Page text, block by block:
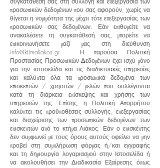
προσωπικών δεδομένων που σας αφορούν, χωρίς να
θίγεται η νομιμότητα της μέχρι τότε επεξεργασίας των
προσωπικών σας δεδομένων. Εάν επιθυμείτε να
ανακαλέσετε τη συγκατάθεσή σας, μπορείτε να
επικοινωνήσετε μαζί μας στη διεύθυνση
info@ktimaliakos.gr. Η παρούσα Πολιτική
Προστασίας Προσωπικών Δεδομένων έχει ισχύ μόνο
για την ιστοσελίδα και τις διαδικτυακές υπηρεσίες
και καλύπτει όλα τα προσωπικά δεδομένα των
επισκεπτών / χρηστών / μελών που συλλέγονται
κατά τη διάρκεια επίσκεψης και χρήσης των
υπηρεσιών της. Επίσης, η Πολιτική Απορρήτου
καλύπτει τις προϋποθέσεις συλλογής, επεξεργασίας
και διαχείρισης των προσωπικών δεδομένων των
επισκεπτών από το κτήμα Λιάκος. Εάν ο επισκέπτης
δεν συμφωνεί με τους όρους αυτούς οφείλει να μην
προβεί στη συμπλήρωση φόρμας ή/και εγγραφής
και τη δημιουργία λογαριασμού στην Ιστοσελίδα ή
να ακολουθήσει την Διαδικασία Εξαίρεσης όπως